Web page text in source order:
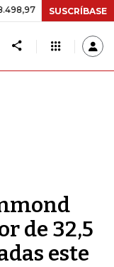
+$ 8.753,81 +2,19%
SUSCRÍBASE
de 32,5
este